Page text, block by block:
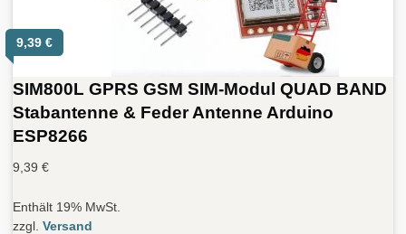
9,39 €
SIM800L GPRS GSM SIM-Modul QUAD BAND
Stabantenne & Feder Antenne Arduino
ESP8266
9,39 €
Enthält 19% MwSt.
zzgl. Versand